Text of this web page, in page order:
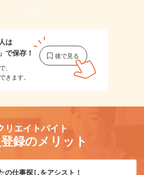
1
は
」で保存！
、
きます。
リエイトバイト
録のメリット
の仕事探しをアシスト！